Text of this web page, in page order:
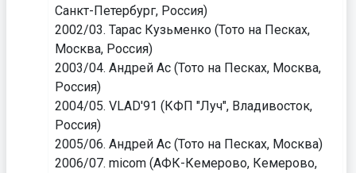
Санкт-Петербург, Россия)
2002/03. Тарас Кузьменко (Тото на Песках,
Москва, Россия)
2003/04. Андрей Ас (Тото на Песках, Москва,
Россия)
2004/05. VLAD'91 (КФП "Луч", Владивосток,
Россия)
2005/06. Андрей Ас (Тото на Песках, Москва)
2006/07. micom (АФК-Кемерово, Кемерово,